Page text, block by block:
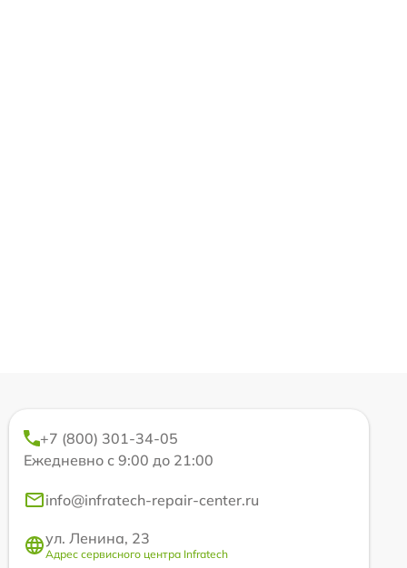
+7 (800) 301-34-05
Ежедневно с 9:00 до 21:00
info@infratech-repair-center.ru
ул. Ленина, 23
Адрес сервисного центра Infratech